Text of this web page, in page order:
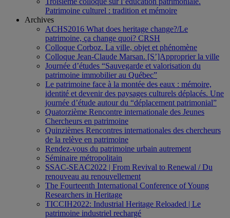
Patrimoine culturel : tradition et mémoire
Archives
ACHS2016 What does heritage change?/Le
patrimoine, ça change quoi? CRSH
Colloque Corboz. La ville, objet et phénomène
Colloque Jean-Claude Marsan. [S’]Approprier la ville
Journée d’études “Sauvegarde et valorisation du
patrimoine immobilier au Québec”
Le patrimoine face à la montée des eaux : mémoire,
identité et devenir des paysages culturels déplacés. Une
journée d’étude autour du “déplacement patrimonial”
Quatorzième Rencontre internationale des Jeunes
Chercheurs en patrimoine
Quinzièmes Rencontres internationales des chercheurs
de la relève en patrimoine
Rendez-vous du patrimoine urbain autrement
Séminaire métropolitain
SSAC-SEAC2022 | From Revival to Renewal / Du
renouveau au renouvellement
The Fourteenth International Conference of Young
Researchers in Heritage
TICCIH2022: Industrial Heritage Reloaded | Le
patrimoine industriel rechargé